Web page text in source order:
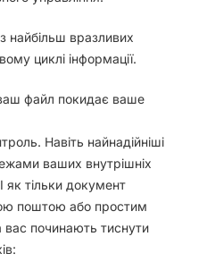
найбільш вразливих
циклі інформації.
файл покидає ваше
Навіть найнадійніші
ваших внутрішніх
як тільки документ
поштою або простим
вас починають тиснути